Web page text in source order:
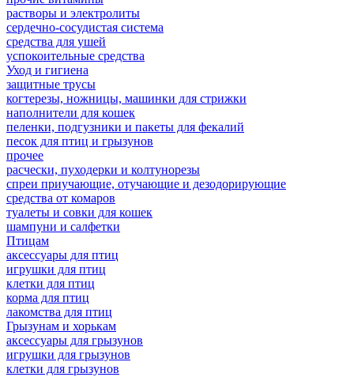
растворы и электролиты
сердечно-сосудистая система
средства для ушей
успокоительные средства
Уход и гигиена
защитные трусы
когтерезы, ножницы, машинки для стрижки
наполнители для кошек
пеленки, подгузники и пакеты для фекалий
песок для птиц и грызунов
прочее
расчески, пуходерки и колтунорезы
спреи приучающие, отучающие и дезодорирующие
средства от комаров
туалеты и совки для кошек
шампуни и салфетки
Птицам
аксессуары для птиц
игрушки для птиц
клетки для птиц
корма для птиц
лакомства для птиц
Грызунам и хорькам
аксессуары для грызунов
игрушки для грызунов
клетки для грызунов